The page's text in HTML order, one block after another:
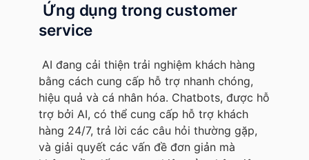
Ứng dụng trong customer
service
AI đang cải thiện trải nghiệm khách hàng
bằng cách cung cấp hỗ trợ nhanh chóng,
hiệu quả và cá nhân hóa. Chatbots, được hỗ
trợ bởi AI, có thể cung cấp hỗ trợ khách
hàng 24/7, trả lời các câu hỏi thường gặp,
và giải quyết các vấn đề đơn giản mà